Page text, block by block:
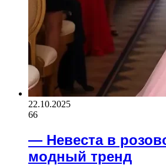
22.10.2025
66
— Невеста в
модный тренд